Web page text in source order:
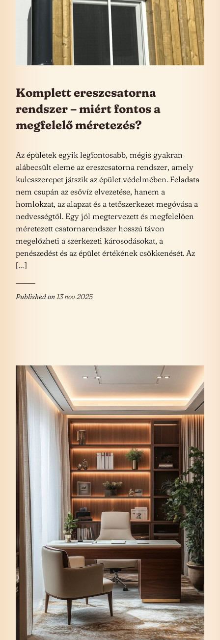
Komplett ereszcsatorna
rendszer – miért fontos a
megfelelő méretezés?
Az épületek egyik legfontosabb, mégis gyakran
alábecsült eleme az ereszcsatorna rendszer, amely
kulcsszerepet játszik az épület védelmében. Feladata
nem csupán az esővíz elvezetése, hanem a
homlokzat, az alapzat és a tetőszerkezet megóvása a
nedvességtől. Egy jól megtervezett és megfelelően
méretezett csatornarendszer hosszú távon
megelőzheti a szerkezeti károsodásokat, a
penészedést és az épület értékének csökkenését. Az
[…]
Published on13 nov 2025